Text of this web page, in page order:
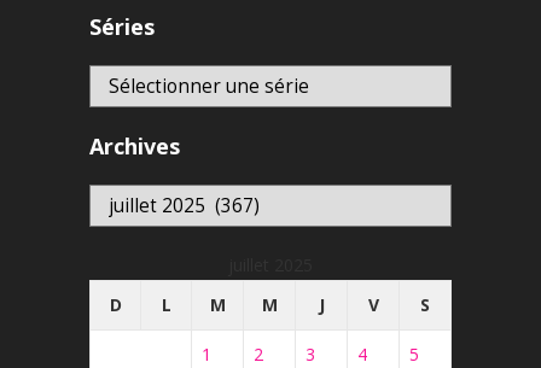
Séries
Archives
Archives
D
L M M J V S
1 2 3 4 5